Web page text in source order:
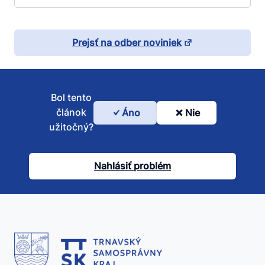
Prejsť na odber noviniek
Bol
článok
užitočný?
Bol tento
článok
užitočný?
Áno Nie
Nahlásiť problém